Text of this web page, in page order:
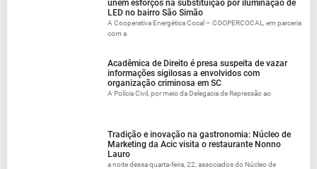
unem esforços na substituição por iluminação de
LED no bairro São Simão
A Cooperativa Energética Cocal – COOPERCOCAL, em parceria
com a
Acadêmica de Direito é presa suspeita de vazar
informações sigilosas a envolvidos com
organização criminosa em SC
A Polícia Civil, por meio da Delegacia de Repressão ao
Tradição e inovação na gastronomia: Núcleo de
Marketing da Acic visita o restaurante Nonno
Lauro
a noite dessa quarta-feira, 22, associados do Núcleo de